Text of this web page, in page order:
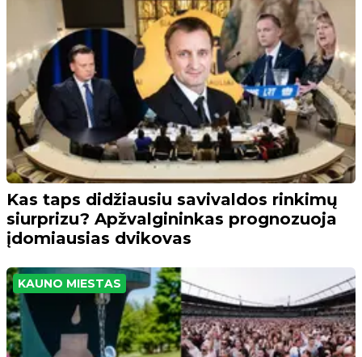
Kas taps didžiausiu savivaldos rinkimų
siurprizu? Apžvalgininkas prognozuoja
įdomiausias dvikovas
KAUNO MIESTAS